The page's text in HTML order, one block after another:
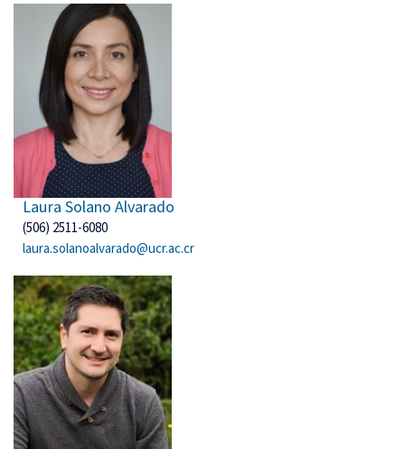
Laura Solano Alvarado
(506) 2511-6080
laura.solanoalvarado@ucr.ac.cr